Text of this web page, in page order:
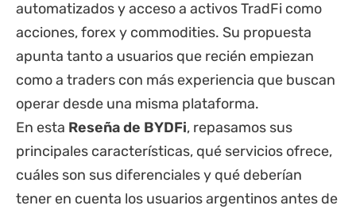
automatizados y acceso a activos TradFi como
acciones, forex y commodities. Su propuesta
apunta tanto a usuarios que recién empiezan
como a traders con más experiencia que buscan
operar desde una misma plataforma.
En esta Reseña de BYDFi, repasamos sus
principales características, qué servicios ofrece,
cuáles son sus diferenciales y qué deberían
tener en cuenta los usuarios argentinos antes de